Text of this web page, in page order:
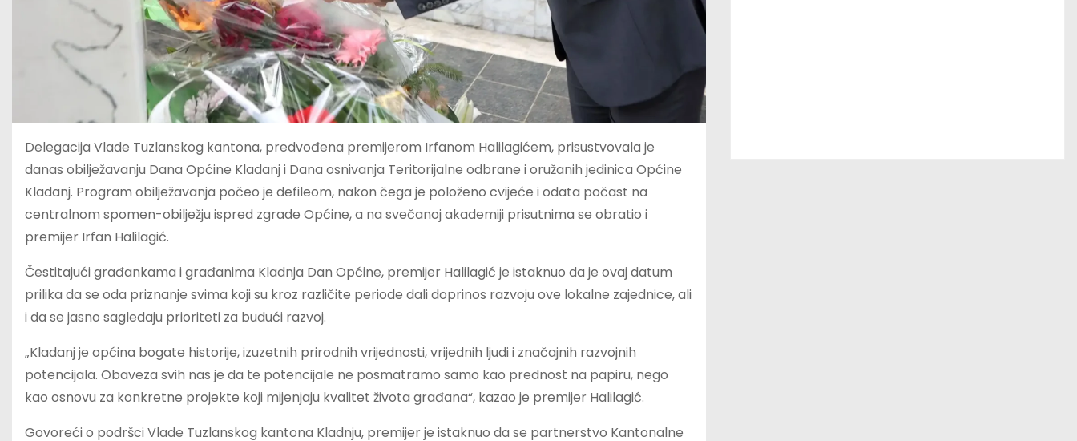
Delegacija Vlade Tuzlanskog kantona, predvođena premijerom Irfanom Halilagićem, prisustvovala je
danas obilježavanju Dana Općine Kladanj i Dana osnivanja Teritorijalne odbrane i oružanih jedinica Općine
Kladanj. Program obilježavanja počeo je defileom, nakon čega je položeno cvijeće i odata počast na
centralnom spomen-obilježju ispred zgrade Općine, a na svečanoj akademiji prisutnima se obratio i
premijer Irfan Halilagić.
Čestitajući građankama i građanima Kladnja Dan Općine, premijer Halilagić je istaknuo da je ovaj datum
prilika da se oda priznanje svima koji su kroz različite periode dali doprinos razvoju ove lokalne zajednice, ali
i da se jasno sagledaju prioriteti za budući razvoj.
„Kladanj je općina bogate historije, izuzetnih prirodnih vrijednosti, vrijednih ljudi i značajnih razvojnih
potencijala. Obaveza svih nas je da te potencijale ne posmatramo samo kao prednost na papiru, nego
kao osnovu za konkretne projekte koji mijenjaju kvalitet života građana“, kazao je premijer Halilagić.
Govoreći o podršci Vlade Tuzlanskog kantona Kladnju, premijer je istaknuo da se partnerstvo Kantonalne